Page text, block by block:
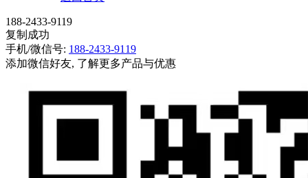
188-2433-9119
复制成功
手机/微信号: 188-2433-9119
添加微信好友, 了解更多产品与优惠